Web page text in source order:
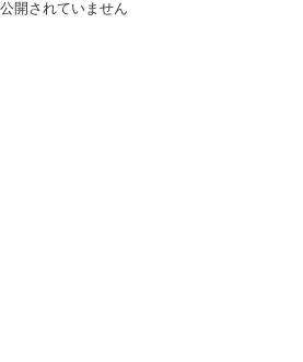
公開されていません